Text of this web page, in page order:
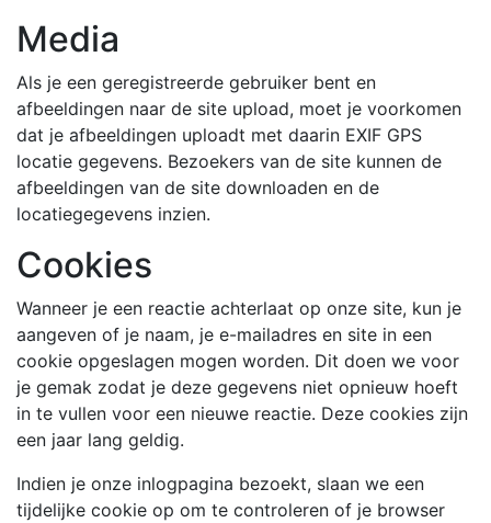
Media
Als je een geregistreerde gebruiker bent en
afbeeldingen naar de site upload, moet je voorkomen
dat je afbeeldingen uploadt met daarin EXIF GPS
locatie gegevens. Bezoekers van de site kunnen de
afbeeldingen van de site downloaden en de
locatiegegevens inzien.
Cookies
Wanneer je een reactie achterlaat op onze site, kun je
aangeven of je naam, je e-mailadres en site in een
cookie opgeslagen mogen worden. Dit doen we voor
je gemak zodat je deze gegevens niet opnieuw hoeft
in te vullen voor een nieuwe reactie. Deze cookies zijn
een jaar lang geldig.
Indien je onze inlogpagina bezoekt, slaan we een
tijdelijke cookie op om te controleren of je browser